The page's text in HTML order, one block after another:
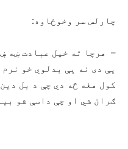
چارلس سر وخوځاوه:
– هرچا ته خپل عبادت ښه
یې دی نه یې بدلوي خو
کول هغه څه دي چې د بل
ګران شي او چې داسې شو